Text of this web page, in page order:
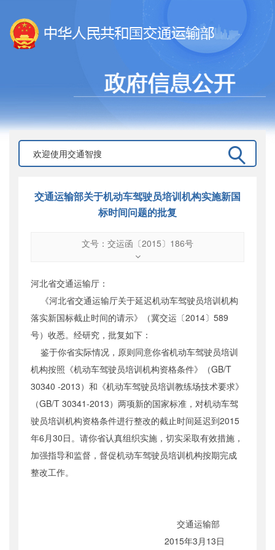
交通运输部关于机动车驾驶员培训机构实施新国
标时间问题的批复
文号：交运函〔2015〕186号
交运函〔2015〕186号
公开日期：2015年07月24日
主题词：
驾驶员培训机构;落实新国标
机构分类：运输服务司
主题分类：其他监督
公文类型：部函
河北省交通运输厅：
《河北省交通运输厅关于延迟机动车驾驶员培训机构
落实新国标截止时间的请示》（冀交运〔2014〕589
号）收悉。经研究，批复如下：
鉴于你省实际情况，原则同意你省机动车驾驶员培训
机构按照《机动车驾驶员培训机构资格条件》（GB/T
30340 -2013）和《机动车驾驶员培训教练场技术要求》
（GB/T 30341-2013）两项新的国家标准，对机动车驾
驶员培训机构资格条件进行整改的截止时间延迟到2015
年6月30日。请你省认真组织实施，切实采取有效措施，
加强指导和监督，督促机动车驾驶员培训机构按期完成
整改工作。
交通运输部
2015年3月13日